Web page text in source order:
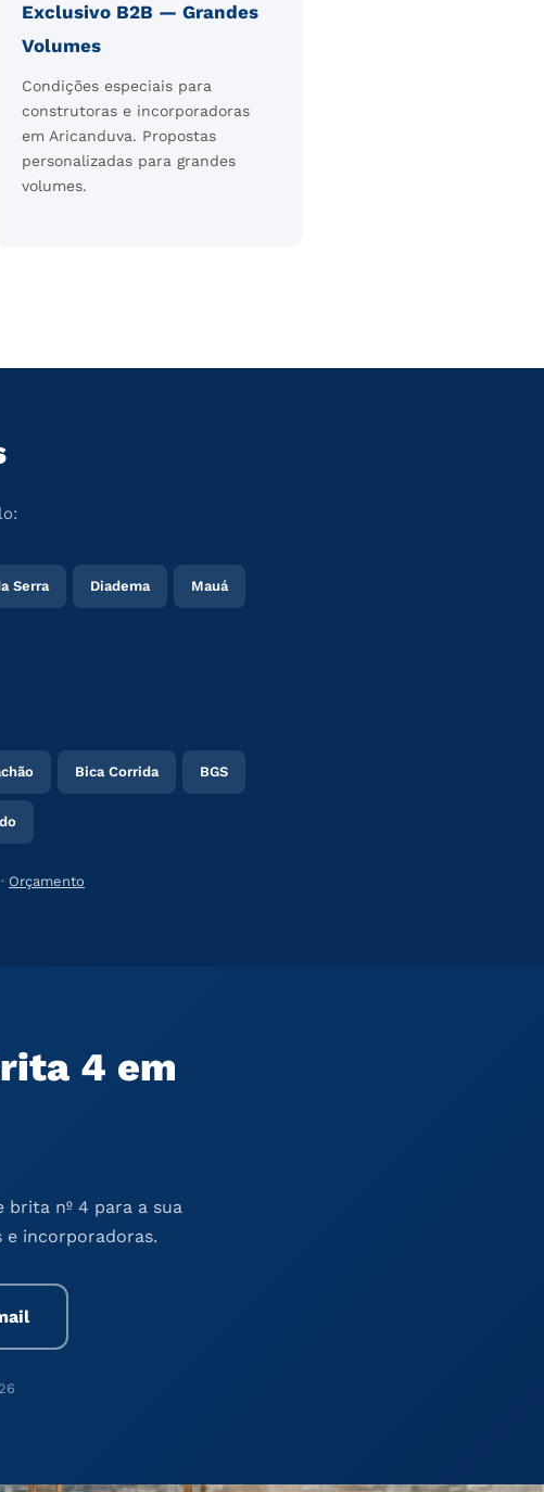
Exclusivo B2B — Grandes
Volumes
Condições especiais para
construtoras e incorporadoras
em Aricanduva. Propostas
personalizadas para grandes
volumes.
Serra Diadema Mauá
Bica Corrida BGS
· Orçamento
4 em
nº 4 para a sua
e incorporadoras.